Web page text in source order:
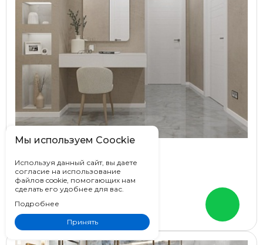
Royce Onyx Nimbus
Индия
60x60
Под оникс
Цена от1 760 ₽
Мы используем Coockie
Используя данный сайт, вы даете
согласие на использование
файлов cookie, помогающих нам
сделать его удобнее для вас.
Подробнее
Принять